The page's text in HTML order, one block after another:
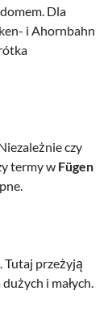
Dla
i Ahornbahn
czy
termy w Fügen
Tutaj przeżyją
i małych.